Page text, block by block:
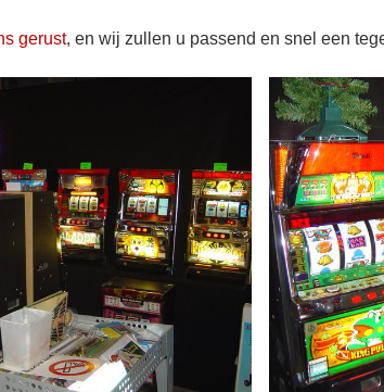
gerust, en wij zullen u passend en snel een